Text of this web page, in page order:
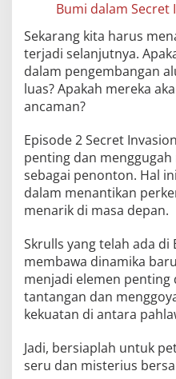
Bumi dalam Secret
Sekarang kita harus
terjadi selanjutnya.
dalam pengembangan
luas? Apakah mereka
ancaman?
Episode 2 Secret
penting dan
sebagai penonton. Hal
dalam menantikan
menarik di masa depan.
Skrulls yang telah ada di
membawa dinamika
menjadi elemen penting
tantangan dan
kekuatan di antara
Jadi, bersiaplah untuk
seru dan misterius